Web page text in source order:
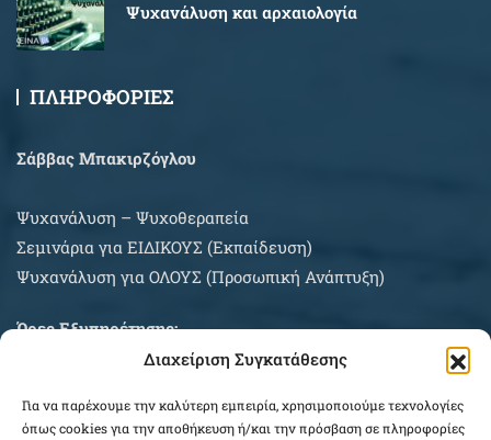
Διαχείριση Συγκατάθεσης
Για να παρέχουμε την καλύτερη εμπειρία, χρησιμοποιούμε τεχνολογίες
όπως cookies για την αποθήκευση ή/και την πρόσβαση σε πληροφορίες
Ψυχανάλυση και αρχαιολογία
ΠΛΗΡΟΦΟΡΙΕΣ
Σάββας Μπακιρζόγλου
Ψυχανάλυση – Ψυχοθεραπεία
Σεμινάρια για EIΔΙΚΟΥΣ (Εκπαίδευση)
Ψυχανάλυση για ΟΛΟΥΣ (Προσωπική Ανάπτυξη)
Ώρες Εξυπηρέτησης:
ΠΛΗΡΟΦΟΡΙΕΣ ΑΓΟΡΩΝ